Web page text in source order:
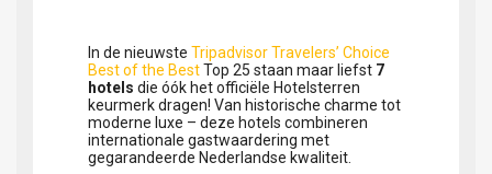
In de nieuwste Tripadvisor Travelers’ Choice
Best of the BestTop 25 staan maar liefst 7
hotels die óók het officiële Hotelsterren
keurmerk dragen! Van historische charme tot
moderne luxe – deze hotels combineren
internationale gastwaardering met
gegarandeerde Nederlandse kwaliteit.